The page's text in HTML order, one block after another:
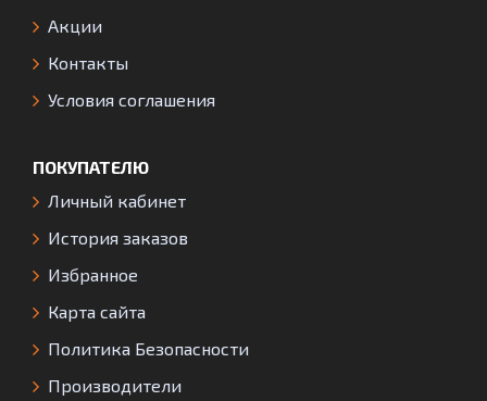
Акции
Контакты
Условия соглашения
ПОКУПАТЕЛЮ
Личный кабинет
История заказов
Избранное
Карта сайта
Политика Безопасности
Производители